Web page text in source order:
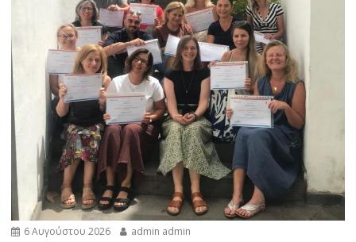
6 Αυγούστου 2026 admin admin